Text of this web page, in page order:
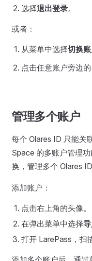
选择退出登录。
或者：
从菜单中选择切换
点击任意账户旁边的
管理多个账户
每个 Olares ID 只能关
Space 的多账户管理
换，管理多个 Olares ID
添加账户：
点击右上角的头像。
在弹出菜单中选择
打开 LarePass，扫